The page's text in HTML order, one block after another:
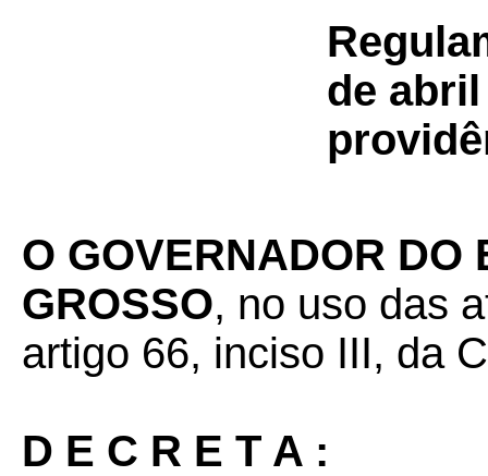
de
O GOVERNADOR DO
GROSSO, no uso das
artigo 66, inciso III, da
D E C R E T A :